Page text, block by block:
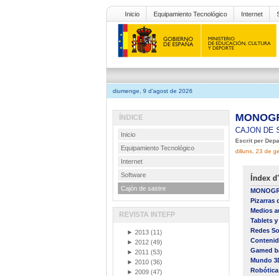
Inicio Equipamiento Tecnológico Internet
diumenge, 9 d'agost de 2026
CAJON DE
Escrit per
dilluns, 23 de
Índex
Pizarras
Medios
Tablets
Redes
Gamed
Mundo
Robótica
ÍNDICE
Inicio
Equipamiento Tecnológico
Internet
Software
Cajón de sastre
REVISTA INTEFP
► 2013 (11)
► 2012 (49)
► 2011 (53)
► 2010 (36)
► 2009 (47)